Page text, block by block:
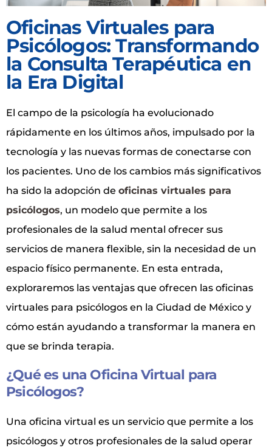
Oficinas Virtuales para
Psicólogos: Transformando
la Consulta Terapéutica en
la Era Digital
El campo de la psicología ha evolucionado
rápidamente en los últimos años, impulsado por la
tecnología y las nuevas formas de conectarse con
los pacientes. Uno de los cambios más significativos
ha sido la adopción de oficinas virtuales para
psicólogos, un modelo que permite a los
profesionales de la salud mental ofrecer sus
servicios de manera flexible, sin la necesidad de un
espacio físico permanente. En esta entrada,
exploraremos las ventajas que ofrecen las oficinas
virtuales para psicólogos en la Ciudad de México y
cómo están ayudando a transformar la manera en
que se brinda terapia.
¿Qué es una Oficina Virtual para
Psicólogos?
Una oficina virtual es un servicio que permite a los
psicólogos y otros profesionales de la salud operar